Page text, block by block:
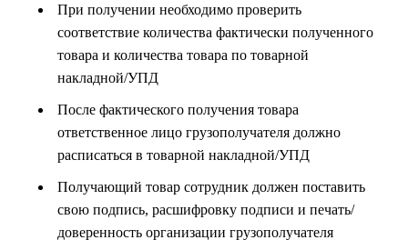
При получении необходимо проверить
соответствие количества фактически полученного
товара и количества товара по товарной
накладной/УПД
После фактического получения товара
ответственное лицо грузополучателя должно
расписаться в товарной накладной/УПД
Получающий товар сотрудник должен поставить
свою подпись, расшифровку подписи и печать/
доверенность организации грузополучателя